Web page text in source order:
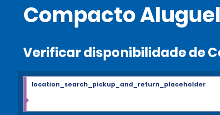
Compacto Aluguel
Verificar disponibilidade de
location_search_pickup_and_return_placeholder